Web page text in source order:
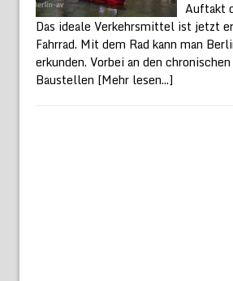
Auftakt
Das ideale Verkehrsmittel ist jetzt
Fahrrad. Mit dem Rad kann man
erkunden. Vorbei an den
Baustellen [Mehr lesen...]